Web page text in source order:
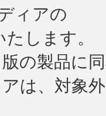
ィアの
します。
の製品に
アは、対象